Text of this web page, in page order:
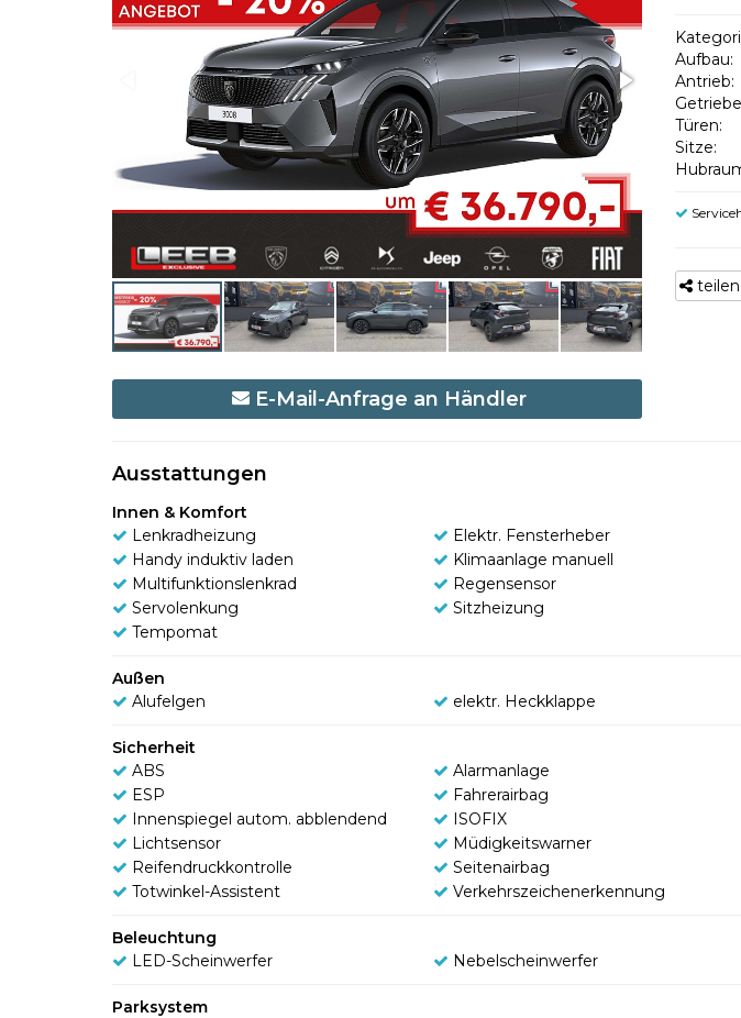
E-Mail-Anfrage an Händler
Aufbau:
Antrieb:
Türen:
Sitze:
teilen
Ausstattungen
Innen & Komfort
Lenkradheizung
Elektr. Fensterheber
Handy induktiv laden
Klimaanlage manuell
Multifunktionslenkrad
Regensensor
Servolenkung
Sitzheizung
Tempomat
Außen
Alufelgen
elektr. Heckklappe
Sicherheit
ABS
Alarmanlage
ESP
Fahrerairbag
Innenspiegel autom. abblendend
ISOFIX
Lichtsensor
Müdigkeitswarner
Reifendruckkontrolle
Seitenairbag
Totwinkel-Assistent
Verkehrszeichenerkennung
Beleuchtung
LED-Scheinwerfer
Nebelscheinwerfer
Parksystem